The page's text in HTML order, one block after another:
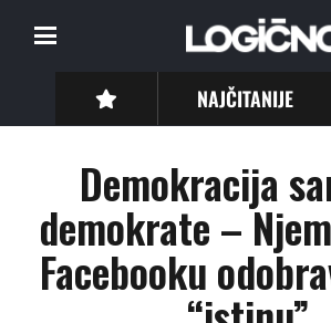
NAJČITANIJE
Demokracija
demokrate –
Facebooku